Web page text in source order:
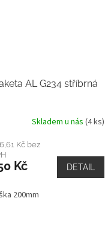
AL G234 stříbrná
Skladem u nás (4 ks)
Kč bez
Kč DETAIL
200mm